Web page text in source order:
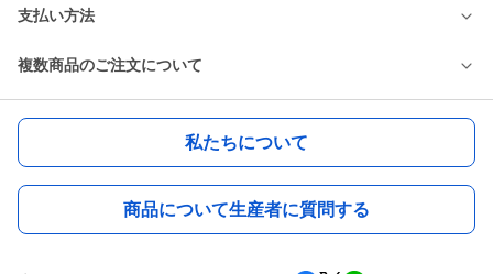
支払い方法
複数商品のご注文について
私たちについて
商品について生産者に質問する